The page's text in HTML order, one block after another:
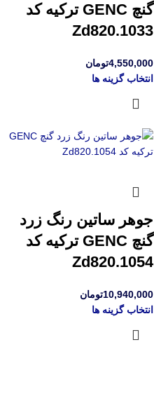
گنچ GENC ترکیه کد
Zd820.1033
4,550,000تومان
انتخاب گزینه ها
جوهر ساتین رنگ زرد
گنچ GENC ترکیه کد
Zd820.1054
10,940,000تومان
انتخاب گزینه ها